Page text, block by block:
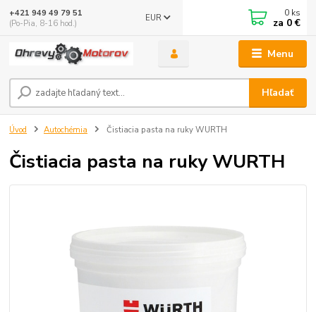
Menu
EUR
Hľadať
+421 949 49 79 51
(Po-Pia, 8-16 hod.)
0 ks
za 0 €
Úvod Autochémia Čistiacia pasta na ruky WURTH
Čistiacia pasta na ruky WURTH